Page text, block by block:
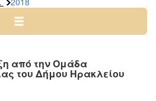
από την Ομάδα
του Δήμου Ηρακλείου